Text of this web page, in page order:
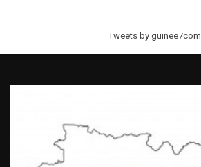
Tweets by guinee7com